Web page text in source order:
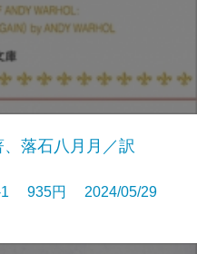
落石八月月／訳
1 935円 2024/05/29